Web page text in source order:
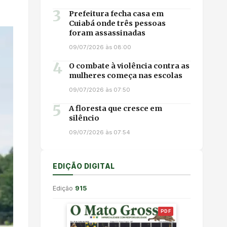
3
Prefeitura fecha casa em
Cuiabá onde três pessoas
foram assassinadas
09/07/2026 às 08:00
4
O combate à violência contra as
mulheres começa nas escolas
09/07/2026 às 07:50
5
A floresta que cresce em
silêncio
09/07/2026 às 07:54
EDIÇÃO DIGITAL
Edição 915
PDF